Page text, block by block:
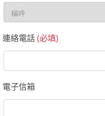
連絡電話(必填)
電子信箱